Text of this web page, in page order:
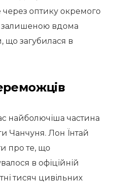
оптику окремого
залишеною вдома
загубилася в
найболючіша частина
Чанчуня. Лон Їнтай
про те, що
в офіційній
тисяч цивільних